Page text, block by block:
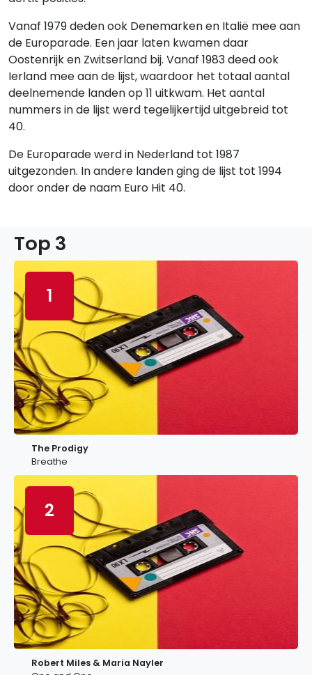
Vanaf 1979 deden ook Denemarken en Italië mee aan
de Europarade. Een jaar laten kwamen daar
Oostenrijk en Zwitserland bij. Vanaf 1983 deed ook
Ierland mee aan de lijst, waardoor het totaal aantal
deelnemende landen op 11 uitkwam. Het aantal
nummers in de lijst werd tegelijkertijd uitgebreid tot
40.
De Europarade werd in Nederland tot 1987
uitgezonden. In andere landen ging de lijst tot 1994
door onder de naam Euro Hit 40.
Top 3
1
The Prodigy
Breathe
2
Robert Miles & Maria Nayler